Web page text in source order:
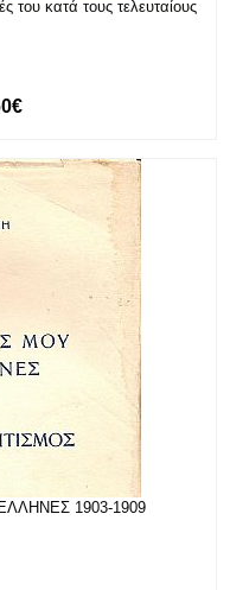
του κατά τους τελευταίους
1903-1909